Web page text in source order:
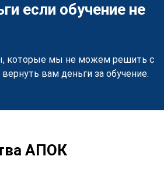
если обучение не
которые мы не можем решить с
вам деньги за обучение.
АПОК